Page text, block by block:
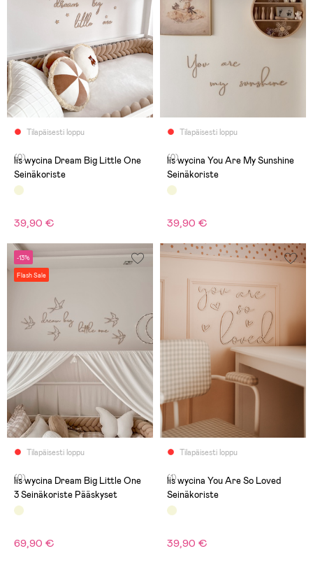
Tilapäisesti loppu
(0)
lis wycina Dream Big Little One
Seinäkoriste
39,90 €
Tilapäisesti loppu
(0)
lis wycina You Are My Sunshine
Seinäkoriste
39,90 €
-13%
Flash Sale
Tilapäisesti loppu
(0)
lis wycina Dream Big Little One
3 Seinäkoriste Pääskyset
69,90 €
Tilapäisesti loppu
(1)
lis wycina You Are So Loved
Seinäkoriste
39,90 €